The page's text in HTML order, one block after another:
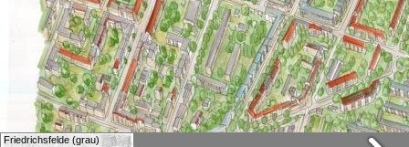
Friedrichsfelde (grau)